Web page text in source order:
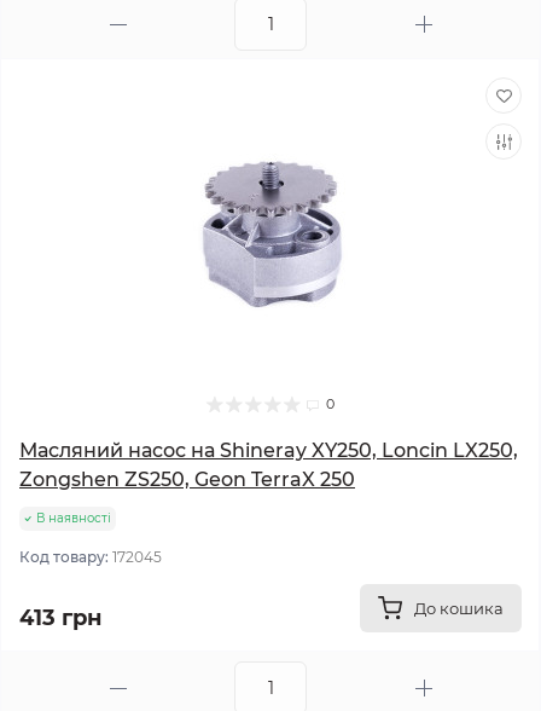
0
Масляний насос на Shineray XY250, Loncin LX250,
Zongshen ZS250, Geon TerraX 250
В наявності
Код товару: 172045
413 грн До кошика